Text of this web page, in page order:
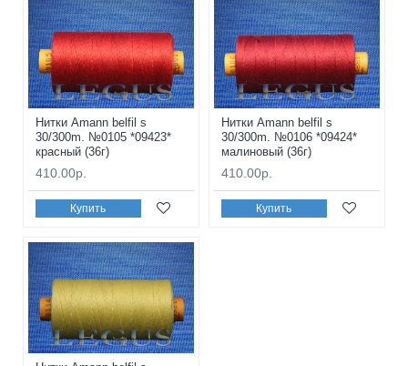
Нитки Amann belfil s
30/300m. №0105 *09423*
красный (36г)
410.00р.
Купить
Нитки Amann belfil s
30/300m. №0106 *09424*
малиновый (36г)
410.00р.
Купить